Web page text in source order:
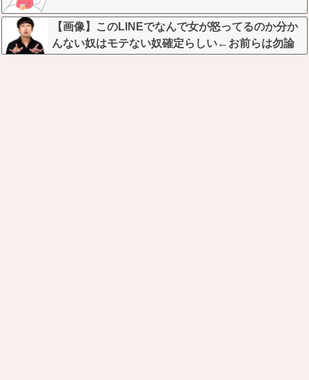
【画像】このLINEでなんで女が怒ってるのか分か
んない奴はモテない奴確定らしい←お前らは勿論